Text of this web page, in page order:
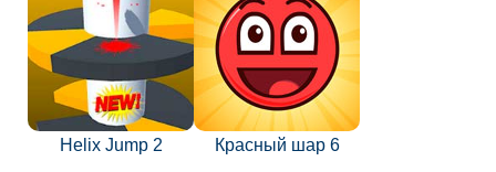
Helix Jump 2 Красный шар 6